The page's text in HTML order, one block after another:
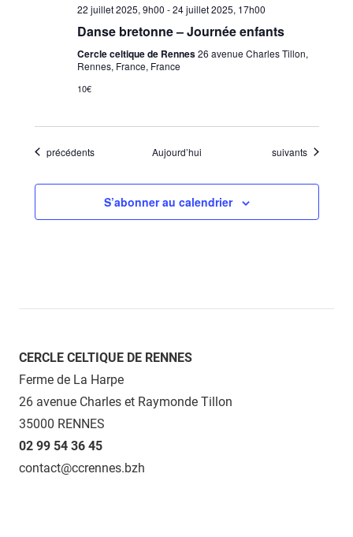
22 juillet 2025, 9h00 -24 juillet 2025, 17h00
Danse bretonne – Journée enfants
Cercle celtique de Rennes26 avenue Charles Tillon,
Rennes, France, France
10€
Évènements
précédents Aujourd’hui Évènements
suivants
S’abonner au calendrier
CERCLE CELTIQUE DE RENNES
Ferme de La Harpe
26 avenue Charles et Raymonde Tillon
35000 RENNES
02 99 54 36 45
contact@ccrennes.bzh